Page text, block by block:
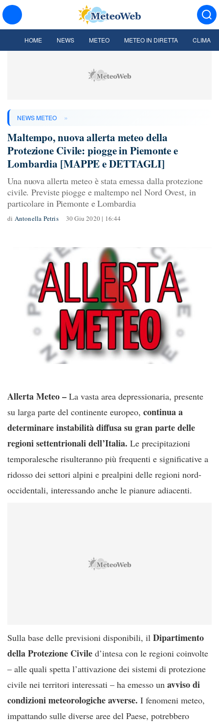
HOME NEWS METEO METEO IN DIRETTA CLIMA
NEWS METEO »
Maltempo, nuova allerta meteo della
Protezione Civile: piogge in Piemonte e
Lombardia [MAPPE e DETTAGLI]
Una nuova allerta meteo è stata emessa dalla protezione
civile. Previste piogge e maltempo nel Nord Ovest, in
particolare in Piemonte e Lombardia
di Antonella Petris 30 Giu 2020 | 16:44
Allerta Meteo – La vasta area depressionaria, presente
su larga parte del continente europeo, continua a
determinare instabilità diffusa su gran parte delle
regioni settentrionali dell’Italia. Le precipitazioni
temporalesche risulteranno più frequenti e significative a
ridosso dei settori alpini e prealpini delle regioni nord-
occidentali, interessando anche le pianure adiacenti.
Sulla base delle previsioni disponibili, il Dipartimento
della Protezione Civile d’intesa con le regioni coinvolte
– alle quali spetta l’attivazione dei sistemi di protezione
civile nei territori interessati – ha emesso un avviso di
condizioni meteorologiche avverse. I fenomeni meteo,
impattando sulle diverse aree del Paese, potrebbero